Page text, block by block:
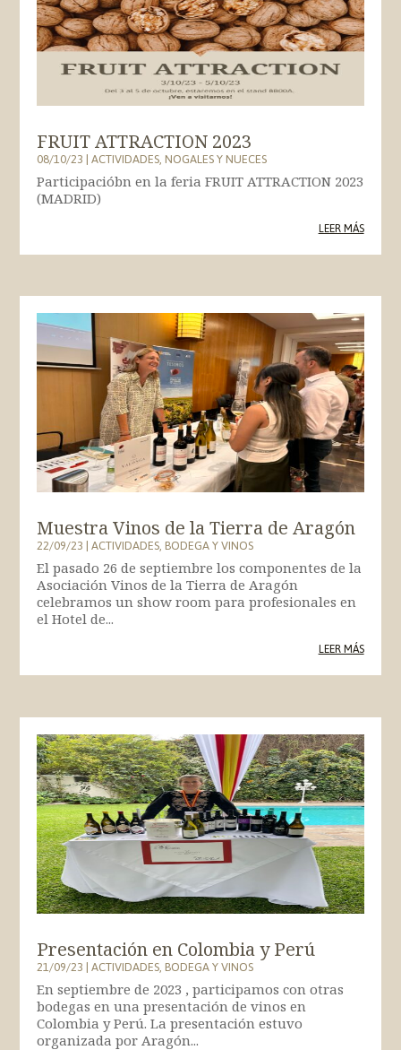
FRUIT ATTRACTION 2023
08/10/23|ACTIVIDADES,NOGALES Y NUECES
Participacióbn en la feria FRUIT ATTRACTION 2023
(MADRID)
LEER MÁS
Muestra Vinos de la Tierra de Aragón
22/09/23|ACTIVIDADES,BODEGA Y VINOS
El pasado 26 de septiembre los componentes de la
Asociación Vinos de la Tierra de Aragón
celebramos un show room para profesionales en
el Hotel de...
LEER MÁS
Presentación en Colombia y Perú
21/09/23|ACTIVIDADES,BODEGA Y VINOS
En septiembre de 2023 , participamos con otras
bodegas en una presentación de vinos en
Colombia y Perú. La presentación estuvo
organizada por Aragón...